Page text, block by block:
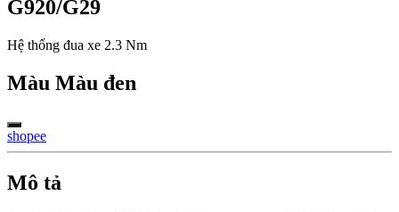
G920/G29
Hệ thống đua xe 2.3 Nm
Màu Màu đen
shopee
Mô tả